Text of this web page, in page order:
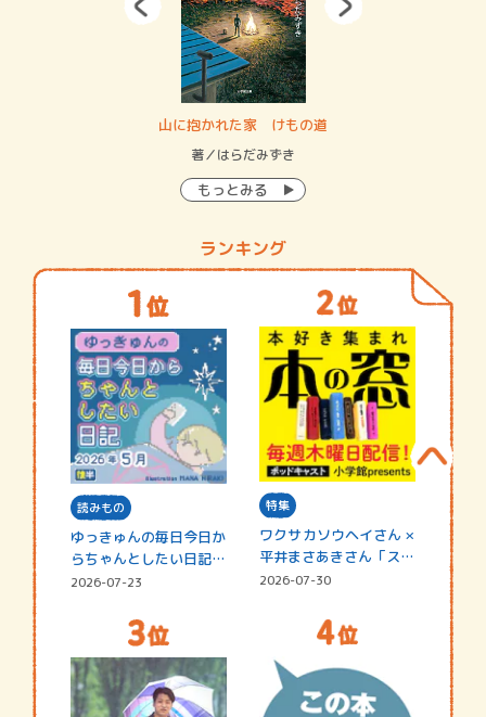
山に抱かれた家 けもの道
著／はらだみずき
もっとみる
ランキング
読みもの
ゆっきゅんの毎日今日か
らちゃんとしたい日記
☆202…
2026-07-23
特集
ワクサカソウヘイさん ×
平井まさあきさん「スペ
シャ…
2026-07-30